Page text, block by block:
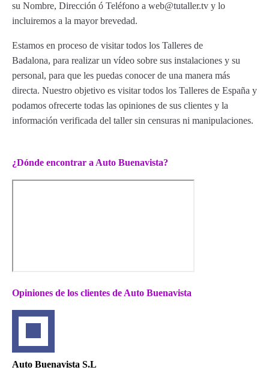
su Nombre, Dirección ó Teléfono a web@tutaller.tv y lo
incluiremos a la mayor brevedad.
Estamos en proceso de visitar todos los Talleres de
Badalona, para realizar un vídeo sobre sus instalaciones y su
personal, para que les puedas conocer de una manera más
directa. Nuestro objetivo es visitar todos los Talleres de España y
podamos ofrecerte todas las opiniones de sus clientes y la
información verificada del taller sin censuras ni manipulaciones.
¿Dónde encontrar a Auto Buenavista?
Opiniones de los clientes de Auto Buenavista
Auto Buenavista S.L